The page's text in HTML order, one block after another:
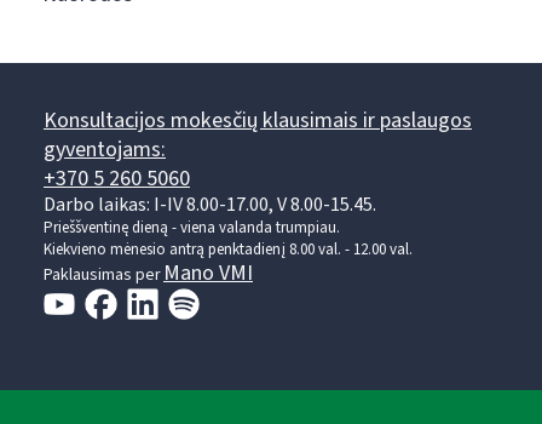
Konsultacijos mokesčių klausimais ir paslaugos
gyventojams:
+370 5 260 5060
Darbo laikas: I-IV 8.00-17.00, V 8.00-15.45.
Prieššventinę dieną - viena valanda trumpiau.
Kiekvieno mėnesio antrą penktadienį 8.00 val. - 12.00 val.
Paklausimas perMano VMI